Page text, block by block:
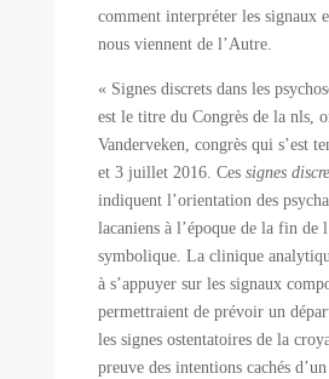
comment interpréter les signaux
nous viennent de l’Autre.
« Signes discrets dans les
est le titre du Congrès de la nls,
Vanderveken, congrès qui s’est
et 3 juillet 2016. Ces signes
indiquent l’orientation des
lacaniens à l’époque de la fin de
symbolique. La clinique
à s’appuyer sur les signaux
permettraient de prévoir un
les signes ostentatoires de la
preuve des intentions cachés